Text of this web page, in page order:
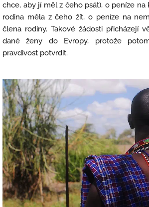
chce, aby jí měl z čeho psát), o peníze na
rodina měla z čeho žít, o peníze na
člena rodiny. Takové žádosti přicházejí
dané ženy do Evropy, protože
pravdivost potvrdit.